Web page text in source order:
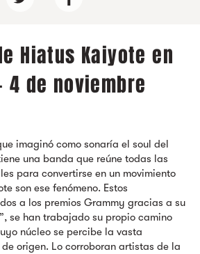
Hiatus Kaiyote en
4 de noviembre
imaginó como sonaría el soul del
una banda que reúne todas las
para convertirse en un movimiento
son ese fenómeno. Estos
a los premios Grammy gracias a su
se han trabajado su propio camino
núcleo se percibe la vasta
origen. Lo corroboran artistas de la